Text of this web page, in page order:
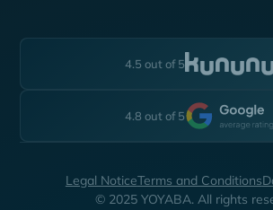
4.5 out of 5
4.8 out of 5
© 2025 YOYABA. All rights
Legal NoticeTerms and Conditions